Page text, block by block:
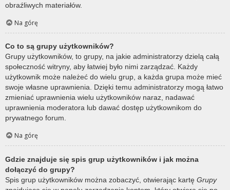
obraźliwych materiałów.
Na górę
Co to są grupy użytkowników?
Grupy użytkowników, to grupy, na jakie administratorzy dzielą całą
społeczność witryny, aby łatwiej było nimi zarządzać. Każdy
użytkownik może należeć do wielu grup, a każda grupa może mieć
swoje własne uprawnienia. Dzięki temu administratorzy mogą łatwo
zmieniać uprawnienia wielu użytkowników naraz, nadawać
uprawnienia moderatora lub dawać dostęp użytkownikom do
prywatnego forum.
Na górę
Gdzie znajduje się spis grup użytkowników i jak można
dołączyć do grupy?
Spis grup użytkowników można zobaczyć, otwierając kartę Grupy